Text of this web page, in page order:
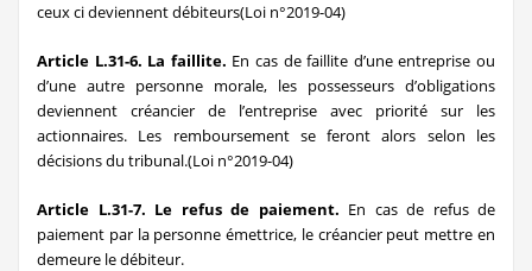
ceux ci deviennent débiteurs(Loi n°2019-04)
Article L.31-6. La faillite. En cas de faillite d’une entreprise ou
d’une autre personne morale, les possesseurs d’obligations
deviennent créancier de l’entreprise avec priorité sur les
actionnaires. Les remboursement se feront alors selon les
décisions du tribunal.(Loi n°2019-04)
Article L.31-7. Le refus de paiement. En cas de refus de
paiement par la personne émettrice, le créancier peut mettre en
demeure le débiteur.